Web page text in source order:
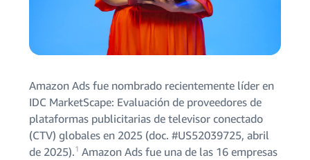
Amazon Ads fue nombrado recientemente líder en
IDC MarketScape: Evaluación de proveedores de
plataformas publicitarias de televisor conectado
(CTV) globales en 2025 (doc. #US52039725, abril
de 2025).1 Amazon Ads fue una de las 16 empresas